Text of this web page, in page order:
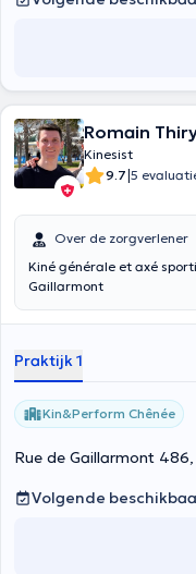
Romain
Kinesist
9.7|5
Over de zorgverlener
Kiné générale et axé sportif Centre Kin&Perform 📍Chênée
Gaillarmont
Praktijk 1
Kin&Perform Chênée
Rue de Gaillarmont 486,
Volgende